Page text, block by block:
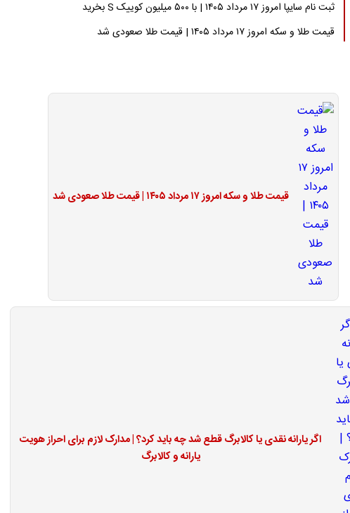
ثبت نام سایپا امروز ۱۷ مرداد ۱۴۰۵ | با ۵۰۰ میلیون کوییک S بخرید
قیمت طلا و سکه امروز ۱۷ مرداد ۱۴۰۵ | قیمت طلا صعودی شد
قیمت طلا و سکه امروز ۱۷ مرداد ۱۴۰۵ | قیمت طلا صعودی شد
اگر یارانه نقدی یا کالابرگ قطع شد چه باید کرد؟ | مدارک لازم برای احراز هویت
یارانه و کالابرگ